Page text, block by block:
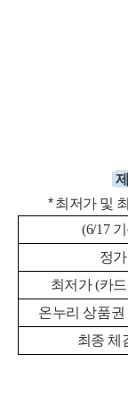
* 최저가 및
(6/17
정가
최저가 (카
온누리 상품권
최종 체